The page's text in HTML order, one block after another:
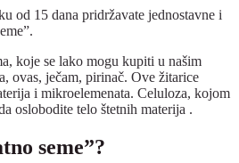
od 15 dana pridržavate jednostavne i
koje se lako mogu kupiti u našim
ovas, ječam, pirinač. Ove žitarice
i mikroelemenata. Celuloza, kojom
oslobodite telo štetnih materija .
seme”?